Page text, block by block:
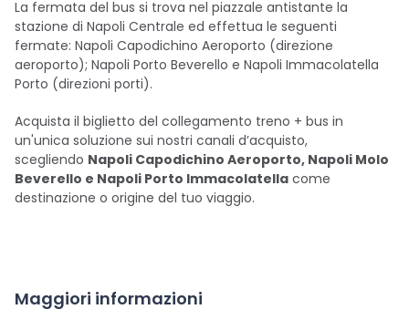
La fermata del bus si trova nel piazzale antistante la
stazione di Napoli Centrale ed effettua le seguenti
fermate: Napoli Capodichino Aeroporto (direzione
aeroporto); Napoli Porto Beverello e Napoli Immacolatella
Porto (direzioni porti).
Acquista il biglietto del collegamento treno + bus in
un'unica soluzione sui nostri canali d’acquisto,
scegliendo Napoli Capodichino Aeroporto, Napoli Molo
Beverello e Napoli Porto Immacolatella come
destinazione o origine del tuo viaggio.
Maggiori informazioni